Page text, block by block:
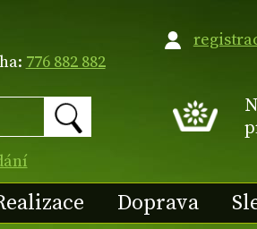
776 882 882
Doprava